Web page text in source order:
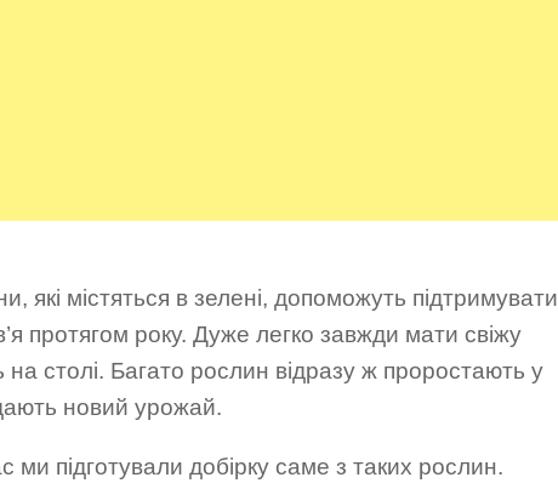
які містяться в зелені, допоможуть підтримувати
протягом року. Дуже легко завжди мати свіжу
на столі. Багато рослин відразу ж проростають у
новий урожай.
ми підготували добірку саме з таких рослин.